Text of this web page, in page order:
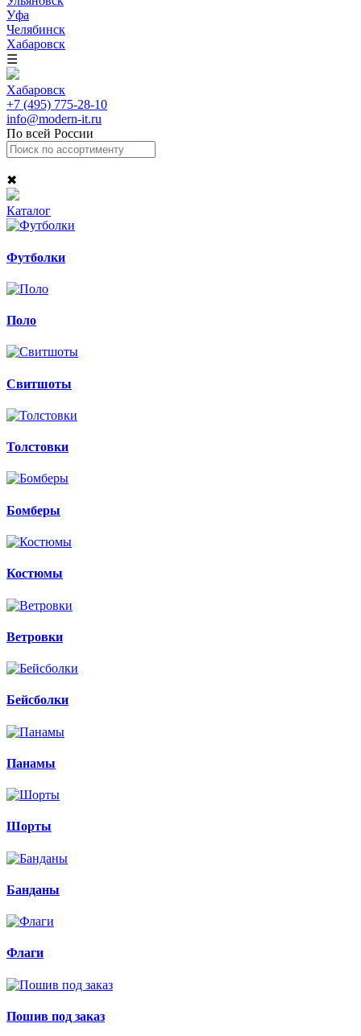
Уфа
Челябинск
Хабаровск
☰
Хабаровск
+7 (495) 775-28-10
info@modern-it.ru
По всей России
✖
Каталог
Футболки
Поло
Свитшоты
Толстовки
Бомберы
Костюмы
Ветровки
Бейсболки
Панамы
Шорты
Банданы
Флаги
Пошив под заказ